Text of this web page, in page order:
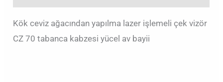
Kök ceviz ağacından yapılma lazer işlemeli çek vizör
CZ 70 tabanca kabzesi yücel av bayii